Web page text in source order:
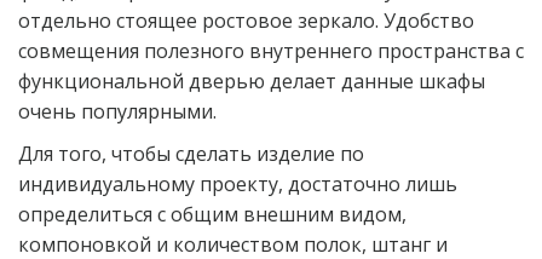
отдельно стоящее ростовое зеркало. Удобство
совмещения полезного внутреннего пространства с
функциональной дверью делает данные шкафы
очень популярными.
Для того, чтобы сделать изделие по
индивидуальному проекту, достаточно лишь
определиться с общим внешним видом,
компоновкой и количеством полок, штанг и